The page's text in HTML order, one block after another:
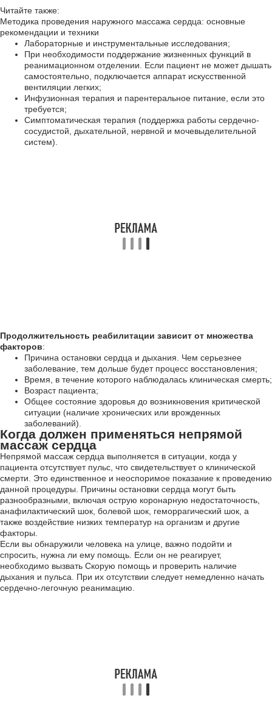
Читайте также:
Методика проведения наружного массажа сердца: основные
рекомендации и техники
Лабораторные и инструментальные исследования;
При необходимости поддержание жизненных функций в
реанимационном отделении. Если пациент не может дышать
самостоятельно, подключается аппарат искусственной
вентиляции легких;
Инфузионная терапия и парентеральное питание, если это
требуется;
Симптоматическая терапия (поддержка работы сердечно-
сосудистой, дыхательной, нервной и мочевыделительной
систем).
Продолжительность реабилитации зависит от множества
факторов:
Причина остановки сердца и дыхания. Чем серьезнее
заболевание, тем дольше будет процесс восстановления;
Время, в течение которого наблюдалась клиническая смерть;
Возраст пациента;
Общее состояние здоровья до возникновения критической
ситуации (наличие хронических или врожденных
заболеваний).
Когда должен применяться непрямой
массаж сердца
Непрямой массаж сердца выполняется в ситуации, когда у
пациента отсутствует пульс, что свидетельствует о клинической
смерти. Это единственное и неоспоримое показание к проведению
данной процедуры. Причины остановки сердца могут быть
разнообразными, включая острую коронарную недостаточность,
анафилактический шок, болевой шок, геморрагический шок, а
также воздействие низких температур на организм и другие
факторы.
Если вы обнаружили человека на улице, важно подойти и
спросить, нужна ли ему помощь. Если он не реагирует,
необходимо вызвать Скорую помощь и проверить наличие
дыхания и пульса. При их отсутствии следует немедленно начать
сердечно-легочную реанимацию.